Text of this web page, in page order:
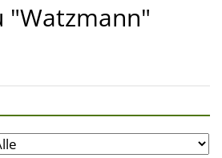
"Watzmann"